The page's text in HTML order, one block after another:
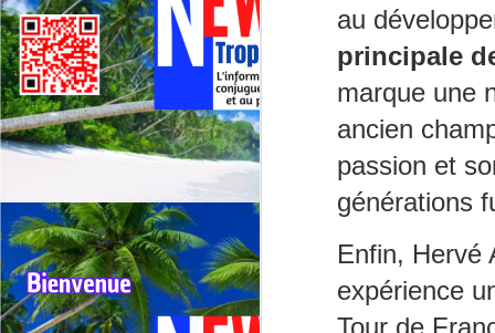
au
principale
marque une
ancien
passion et
générations
Enfin, Hervé
expérience
Tour de